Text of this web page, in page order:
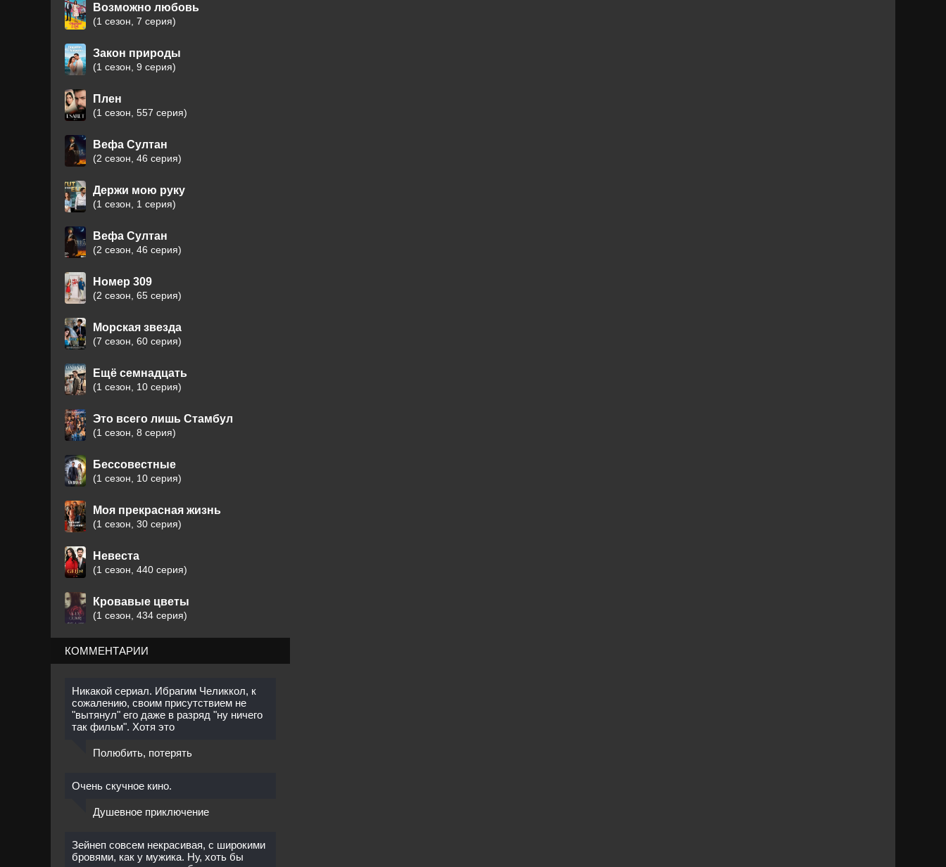
Возможно любовь
(1 сезон, 7 серия)
Закон природы
(1 сезон, 9 серия)
Плен
(1 сезон, 557 серия)
Вефа Султан
(2 сезон, 46 серия)
Держи мою руку
(1 сезон, 1 серия)
Вефа Султан
(2 сезон, 46 серия)
Номер 309
(2 сезон, 65 серия)
Морская звезда
(7 сезон, 60 серия)
Ещё семнадцать
(1 сезон, 10 серия)
Это всего лишь Стамбул
(1 сезон, 8 серия)
Бессовестные
(1 сезон, 10 серия)
Моя прекрасная жизнь
(1 сезон, 30 серия)
Невеста
(1 сезон, 440 серия)
Кровавые цветы
(1 сезон, 434 серия)
КОММЕНТАРИИ
Никакой сериал. Ибрагим Челиккол, к
сожалению, своим присутствием не
"вытянул" его даже в разряд "ну ничего
так фильм". Хотя это
Полюбить, потерять
Очень скучное кино.
Душевное приключение
Зейнеп совсем некрасивая, с широкими
бровями, как у мужика. Ну, хоть бы